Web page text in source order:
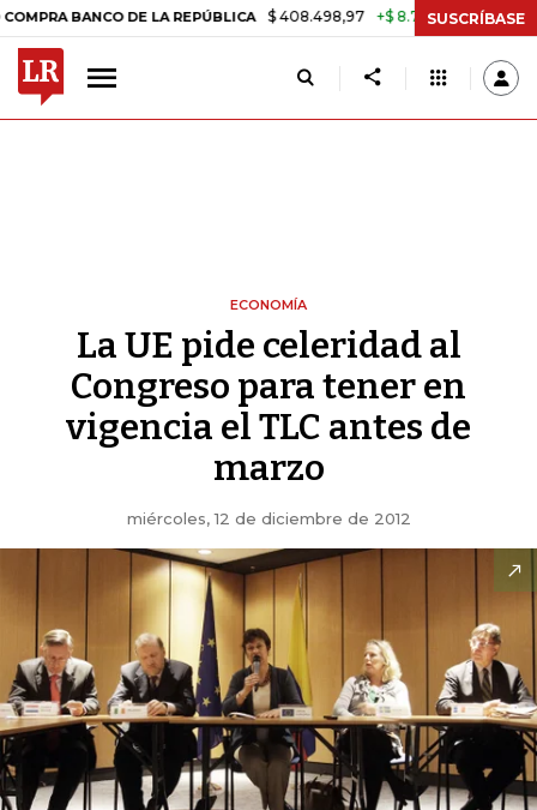
BANCO DE LA REPÚBLICA $ 408.498,97 +$ 8.753,81 +2,19% TASA
SUSCRÍBASE
ECONOMÍA
La UE pide celeridad al
Congreso para tener en
vigencia el TLC antes de
marzo
miércoles, 12 de diciembre de 2012